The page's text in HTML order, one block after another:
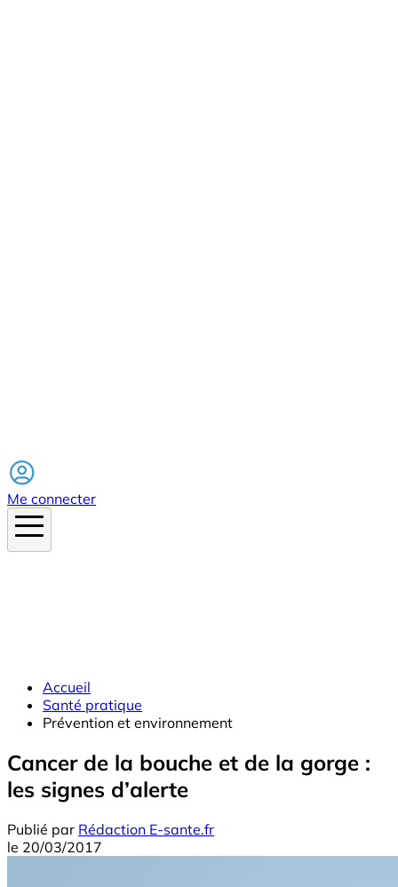
Me connecter
Accueil
Santé pratique
Prévention et environnement
Cancer de la bouche et de la gorge :
les signes d’alerte
Publié par Rédaction E-sante.fr
le 20/03/2017